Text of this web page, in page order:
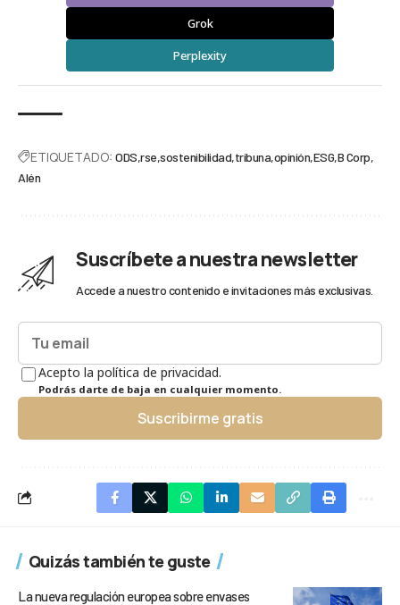
Grok
Perplexity
ETIQUETADO: ODS rse sostenibilidad tribuna opinión ESG B Corp
Alén
Suscríbete a nuestra newsletter
Accede a nuestro contenido e invitaciones más exclusivas.
Acepto la política de privacidad.
Podrás darte de baja en cualquier momento.
Suscribirme gratis
Quizás también te guste
La nueva regulación europea sobre envases